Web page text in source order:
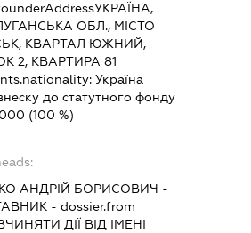
УКРАЇНА,
ОБЛ., МІСТО
КВАРТАЛ ЮЖНИЙ,
2, КВАРТИРА 81
Україна
до статутного фонду
(100 %)
АНДРІЙ БОРИСОВИЧ -
- dossier.from
ДІЇ ВІД ІМЕНІ